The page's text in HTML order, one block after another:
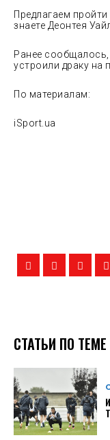
Предлагаем
знаете Деонтея
Ранее
устроили драку на
По материалам:
iSport.ua
СТАТЬИ ПО ТЕМЕ